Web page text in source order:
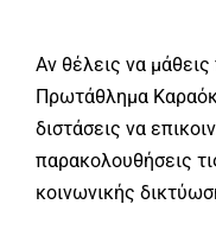
Αν θέλεις να
Πρωτάθλημα
διστάσεις να
παρακολουθήσεις
κοινωνικής